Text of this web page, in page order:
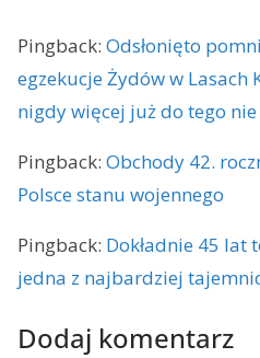
Pingback: Odsłonięto
egzekucje Żydów w Lasach
nigdy więcej już do tego
Pingback: Obchody 42.
Polsce stanu wojennego
Pingback: Dokładnie 45 lat
jedna z najbardziej
Dodaj komentarz